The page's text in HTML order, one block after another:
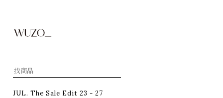
JUL. The Sale Edit 23 - 27